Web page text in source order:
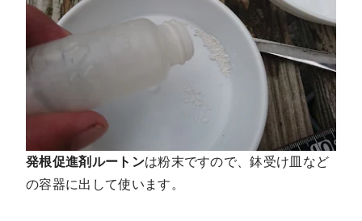
発根促進剤ルートンは粉末ですので、鉢受け皿など
の容器に出して使います。